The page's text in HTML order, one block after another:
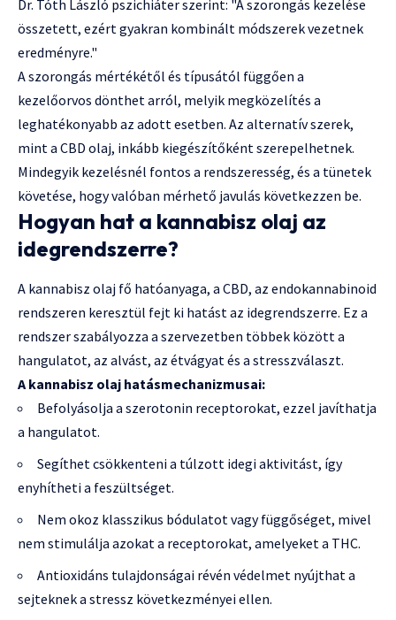
Dr. Tóth László pszichiáter szerint: "A szorongás kezelése
összetett, ezért gyakran kombinált módszerek vezetnek
eredményre."
A szorongás mértékétől és típusától függően a
kezelőorvos dönthet arról, melyik megközelítés a
leghatékonyabb az adott esetben. Az alternatív szerek,
mint a CBD olaj, inkább kiegészítőként szerepelhetnek.
Mindegyik kezelésnél fontos a rendszeresség, és a tünetek
követése, hogy valóban mérhető javulás következzen be.
Hogyan hat a kannabisz olaj az
idegrendszerre?
A kannabisz olaj fő hatóanyaga, a CBD, az endokannabinoid
rendszeren keresztül fejt ki hatást az idegrendszerre. Ez a
rendszer szabályozza a szervezetben többek között a
hangulatot, az alvást, az étvágyat és a stresszválaszt.
A kannabisz olaj hatásmechanizmusai:
Befolyásolja a szerotonin receptorokat, ezzel javíthatja
a hangulatot.
Segíthet csökkenteni a túlzott idegi aktivitást, így
enyhítheti a feszültséget.
Nem okoz klasszikus bódulatot vagy függőséget, mivel
nem stimulálja azokat a receptorokat, amelyeket a THC.
Antioxidáns tulajdonságai révén védelmet nyújthat a
sejteknek a stressz következményei ellen.